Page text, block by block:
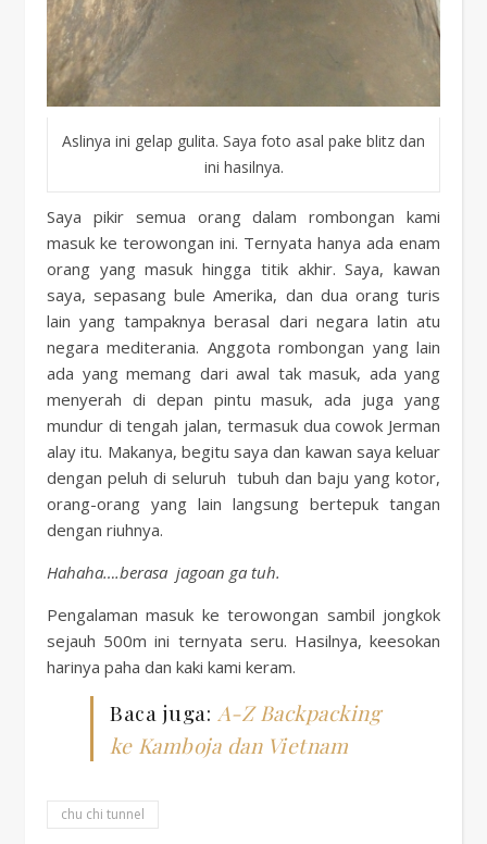
Aslinya ini gelap gulita. Saya foto asal pake blitz dan
ini hasilnya.
Saya pikir semua orang dalam rombongan kami
masuk ke terowongan ini. Ternyata hanya ada enam
orang yang masuk hingga titik akhir. Saya, kawan
saya, sepasang bule Amerika, dan dua orang turis
lain yang tampaknya berasal dari negara latin atu
negara mediterania. Anggota rombongan yang lain
ada yang memang dari awal tak masuk, ada yang
menyerah di depan pintu masuk, ada juga yang
mundur di tengah jalan, termasuk dua cowok Jerman
alay itu. Makanya, begitu saya dan kawan saya keluar
dengan peluh di seluruh tubuh dan baju yang kotor,
orang-orang yang lain langsung bertepuk tangan
dengan riuhnya.
Hahaha….berasa jagoan ga tuh.
Pengalaman masuk ke terowongan sambil jongkok
sejauh 500m ini ternyata seru. Hasilnya, keesokan
harinya paha dan kaki kami keram.
Baca juga: A-Z Backpacking
ke Kamboja dan Vietnam
chu chi tunnel